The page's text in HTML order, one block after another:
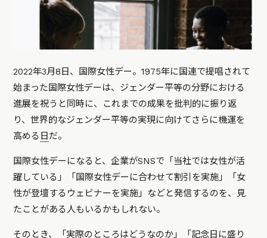
2022年3月8日、国際女性デー。1975年に国連で提唱されて
始まった国際女性デーは、ジェンダー平等の分野における
進展を祝うと同時に、これまでの成果を批判的に振り返
り、世界的なジェンダー平等の実現に向けてさらに機運を
高める 日 だ。
国際女性デーになると、企業がSNSで「当社では女性が活
躍している」「国際女性デーに合わせて割引を実施」「女
性が登壇するウェビナーを実施」などと発信するのを、見
たことがある人もいるかもしれない。
そのとき、「実際のところはどうなのか」「記念日に盛り